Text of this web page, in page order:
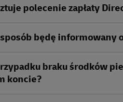
polecenie zapłaty
będę informowany
braku środków
koncie?